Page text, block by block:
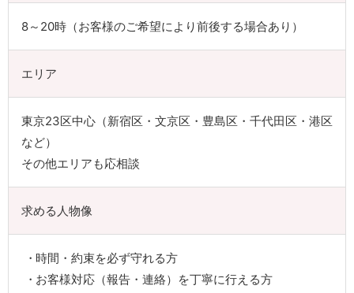
8～20時（お客様のご希望により前後する場合あり）
エリア
東京23区中心（新宿区・文京区・豊島区・千代田区・港区
など）
その他エリアも応相談
求める人物像
時間・約束を必ず守れる方
お客様対応（報告・連絡）を丁寧に行える方